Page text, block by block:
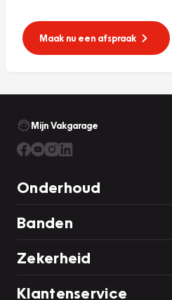
Maak nu een afspraak
Mijn Vakgarage
Onderhoud
Banden
Zekerheid
Klantenservice